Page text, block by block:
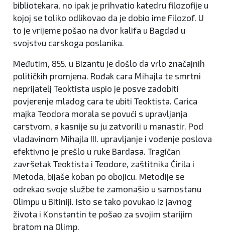
bibliotekara, no ipak je prihvatio katedru filozofije u
kojoj se toliko odlikovao da je dobio ime Filozof. U
to je vrijeme pošao na dvor kalifa u Bagdad u
svojstvu carskoga poslanika.
Međutim, 855. u Bizantu je došlo da vrlo značajnih
političkih promjena. Rođak cara Mihajla te smrtni
neprijatelj Teoktista uspio je posve zadobiti
povjerenje mladog cara te ubiti Teoktista. Carica
majka Teodora morala se povući s upravljanja
carstvom, a kasnije su ju zatvorili u manastir. Pod
vladavinom Mihajla III. upravljanje i vođenje poslova
efektivno je prešlo u ruke Bardasa. Tragičan
završetak Teoktista i Teodore, zaštitnika Ćirila i
Metoda, bijaše koban po obojicu. Metodije se
odrekao svoje službe te zamonašio u samostanu
Olimpu u Bitiniji. Isto se tako povukao iz javnog
života i Konstantin te pošao za svojim starijim
bratom na Olimp.